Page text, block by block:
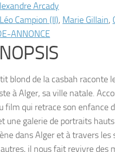
Arcady
Léo Campion (II), Marie Gillain,
ANNONCE
blond de la casbah raconte
à Alger, sa ville natale.
qui retrace son enfance
une galerie de portraits
dans Alger et à travers les
il nous fait revivre des